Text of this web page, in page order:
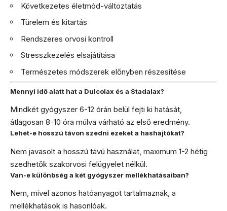
Következetes életmód-változtatás
Türelem és kitartás
Rendszeres orvosi kontroll
Stresszkezelés elsajátítása
Természetes módszerek előnyben részesítése
Mennyi idő alatt hat a Dulcolax és a Stadalax?
Mindkét gyógyszer 6-12 órán belül fejti ki hatását,
átlagosan 8-10 óra múlva várható az első eredmény.
Lehet-e hosszú távon szedni ezeket a hashajtókat?
Nem javasolt a hosszú távú használat, maximum 1-2 hétig
szedhetők szakorvosi felügyelet nélkül.
Van-e különbség a két gyógyszer mellékhatásaiban?
Nem, mivel azonos hatóanyagot tartalmaznak, a
mellékhatások is hasonlóak.